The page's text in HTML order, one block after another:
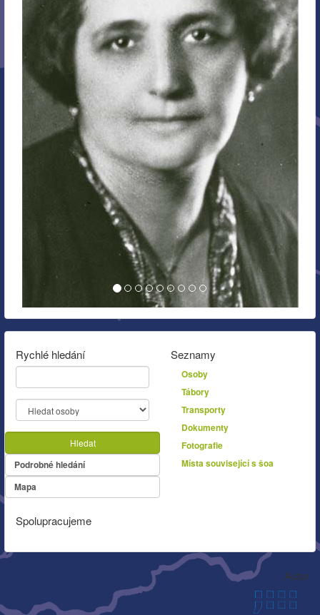
Rychlé hledání
Hledat
Podrobné hledání
Mapa
Seznamy
Osoby
Tábory
Transporty
Dokumenty
Fotografie
Místa související s šoa
Spolupracujeme
Autor